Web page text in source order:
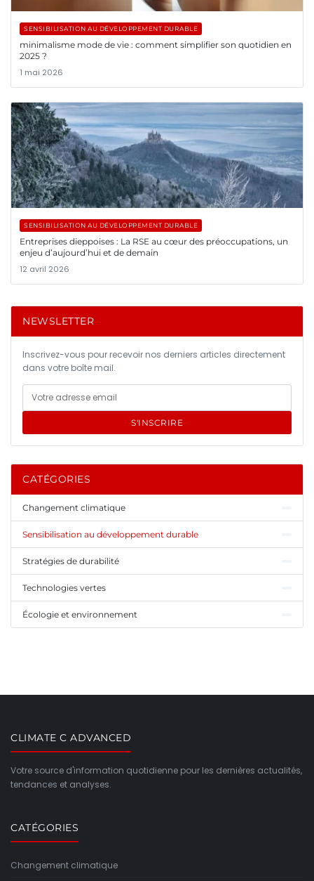
SENSIBILISATION AU DÉVELOPPEMENT DURABLE
minimalisme mode de vie : comment simplifier son quotidien en
2025 ?
1 mai 2026
SENSIBILISATION AU DÉVELOPPEMENT DURABLE
Entreprises dieppoises : La RSE au cœur des préoccupations, un
enjeu d’aujourd’hui et de demain
12 avril 2026
NEWSLETTER
Inscrivez-vous pour recevoir nos derniers articles directement
dans votre boîte mail.
S'INSCRIRE
CATÉGORIES
Changement climatique
Sensibilisation au développement durable
Stratégies de durabilité
Technologies vertes
Écologie et environnement
CLIMATE C ADVANCED
Votre source d'information quotidienne pour les dernières actualités,
tendances et analyses.
CATÉGORIES
Changement climatique